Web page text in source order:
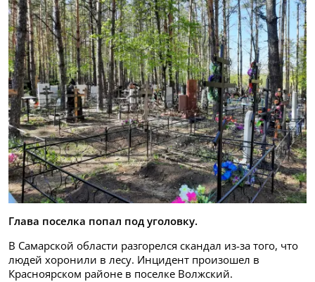
Глава поселка попал под уголовку.
В Самарской области разгорелся скандал из-за того, что
людей хоронили в лесу. Инцидент произошел в
Красноярском районе в поселке Волжский.